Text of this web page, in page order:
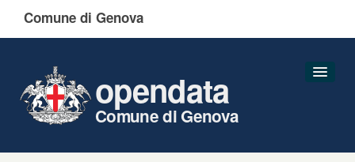
Comune di Genova
opendata
Comune di Genova